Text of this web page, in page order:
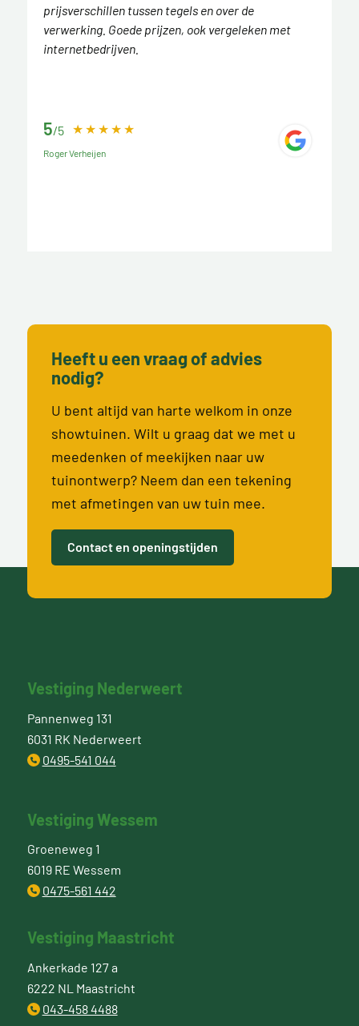
prijsverschillen tussen tegels en over de
verwerking. Goede prijzen, ook vergeleken met
internetbedrijven.
5/5
Roger Verheijen
Heeft u een vraag of advies
nodig?
U bent altijd van harte welkom in onze
showtuinen. Wilt u graag dat we met u
meedenken of meekijken naar uw
tuinontwerp? Neem dan een tekening
met afmetingen van uw tuin mee.
Contact en openingstijden
Vestiging Nederweert
Pannenweg 131
6031 RK Nederweert
0495-541 044
Vestiging Wessem
Groeneweg 1
6019 RE Wessem
0475-561 442
Vestiging Maastricht
Ankerkade 127 a
6222 NL Maastricht
043-458 4488